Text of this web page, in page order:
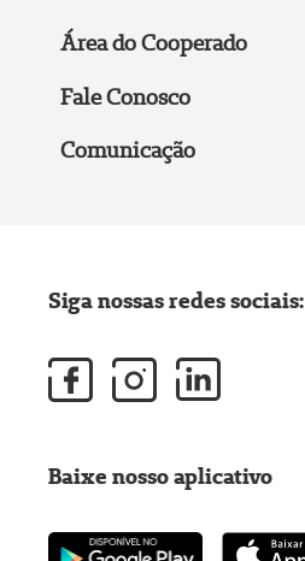
Área do Cooperado
Fale Conosco
Comunicação
Siga nossas redes sociais:
Baixe nosso aplicativo